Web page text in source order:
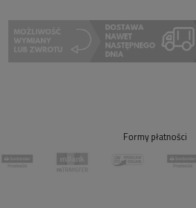
Formy płatności